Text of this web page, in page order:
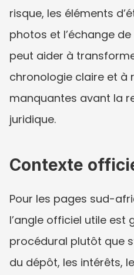
risque, les éléments
photos et l’échange
peut aider à
chronologie claire et à
manquantes avant la
juridique.
Contexte
Pour les pages sud-
l’angle officiel utile est
procédural plutôt que
du dépôt, les intérêts,